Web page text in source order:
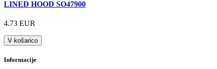
LINED HOOD SO47900
4.73 EUR
V košarico
Informacije